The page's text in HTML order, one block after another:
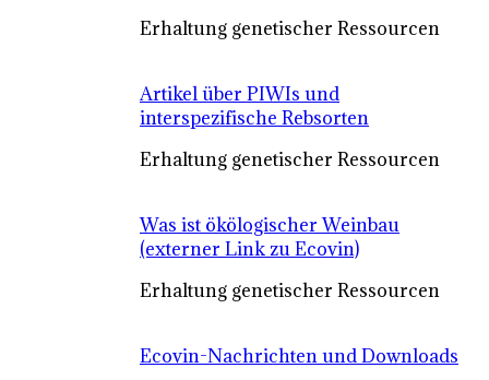
Erhaltung genetischer Ressourcen
Artikel über PIWIs und
interspezifische Rebsorten
Erhaltung genetischer Ressourcen
Was ist ökölogischer Weinbau
(externer Link zu Ecovin)
Erhaltung genetischer Ressourcen
Ecovin-Nachrichten und Downloads